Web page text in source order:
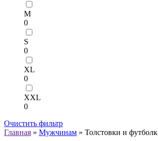
M
0
S
0
XL
0
XXL
0
Очистить фильтр
Главная » Мужчинам » Толстовки и